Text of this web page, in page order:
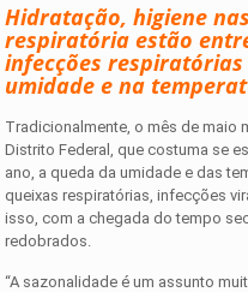
Hidratação, higiene
respiratória estão
infecções
umidade e na
Tradicionalmente, o mês de maio
Distrito Federal, que costuma se
ano, a queda da umidade e das
queixas respiratórias, infecções
isso, com a chegada do tempo
redobrados.
“A sazonalidade é um assunto